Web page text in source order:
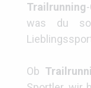
Trailrunning
was du
Ob